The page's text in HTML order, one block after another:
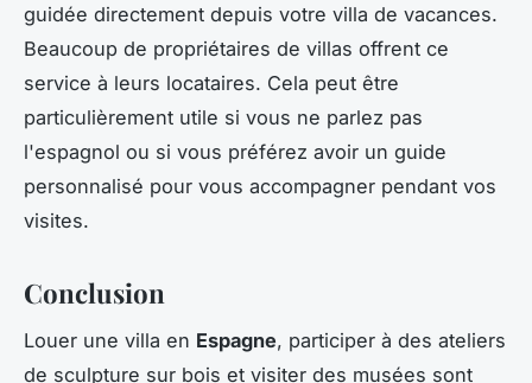
guidée directement depuis votre villa de vacances.
Beaucoup de propriétaires de villas offrent ce
service à leurs locataires. Cela peut être
particulièrement utile si vous ne parlez pas
l'espagnol ou si vous préférez avoir un guide
personnalisé pour vous accompagner pendant vos
visites.
Conclusion
Louer une villa en Espagne, participer à des ateliers
de sculpture sur bois et visiter des musées sont